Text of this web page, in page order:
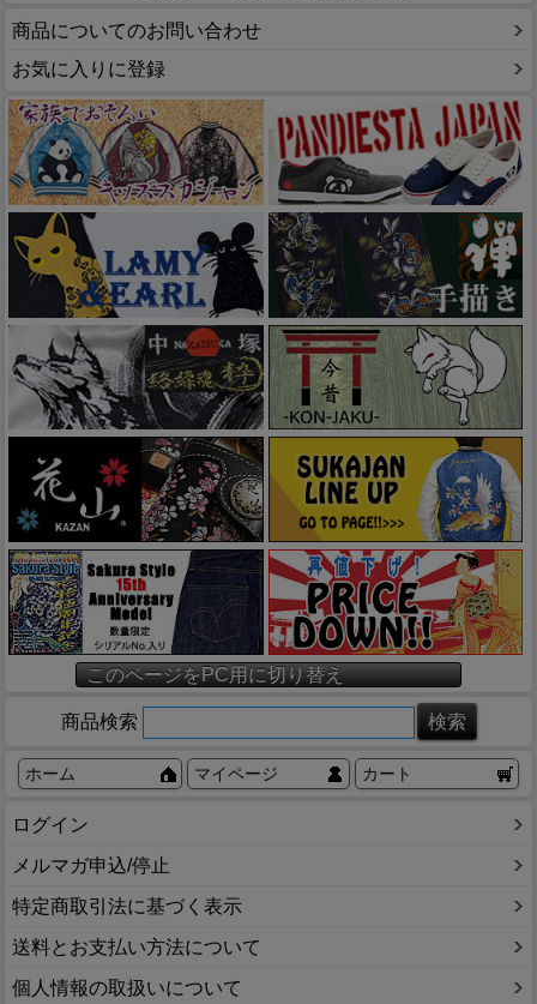
商品についてのお問い合わせ
お気に入りに登録
このページをPC用に切り替え
商品検索
ホーム マイページ カート
ログイン
メルマガ申込/停止
特定商取引法に基づく表示
送料とお支払い方法について
個人情報の取扱いについて